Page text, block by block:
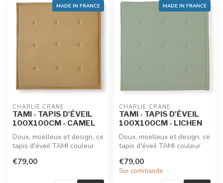
MADE IN FRANCE
CHARLIE CRANE
TAMI - TAPIS D'ÉVEIL
100X100CM - CAMEL
Doux, moelleux et design, ce
tapis d'éveil TAMI couleur
€79,00
MADE IN FRANCE
CHARLIE CRANE
TAMI - TAPIS D'ÉVEIL
100X100CM - LICHEN
Doux, moelleux et design, ce
tapis d'éveil TAMI couleur
€79,00
Sur commande